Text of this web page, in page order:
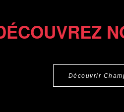
Découvrir